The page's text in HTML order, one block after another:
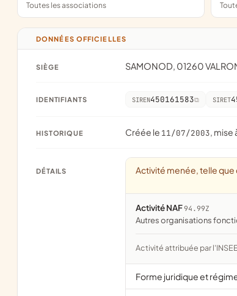
Toutes les associations
DONNÉES OFFICIELLES
SIÈGE SAMONOD, 01260
IDENTIFIANTS SIREN450161583 SIRET
HISTORIQUE Créée le 11/07/2003, mise
DÉTAILS Activité menée, telle
Activité NAF94.99Z
Autres organisations
Activité attribuée par
Forme juridique et